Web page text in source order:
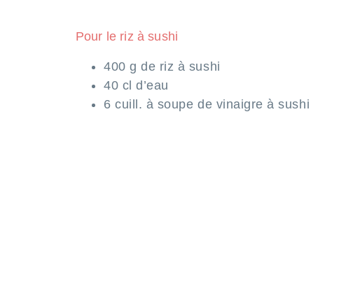
Pour le riz à sushi
400 g de riz à sushi
40 cl d’eau
6 cuill. à soupe de vinaigre à sushi